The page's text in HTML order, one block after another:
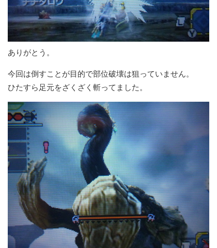
ありがとう。
今回は倒すことが目的で部位破壊は狙っていません。
ひたすら足元をざくざく斬ってました。